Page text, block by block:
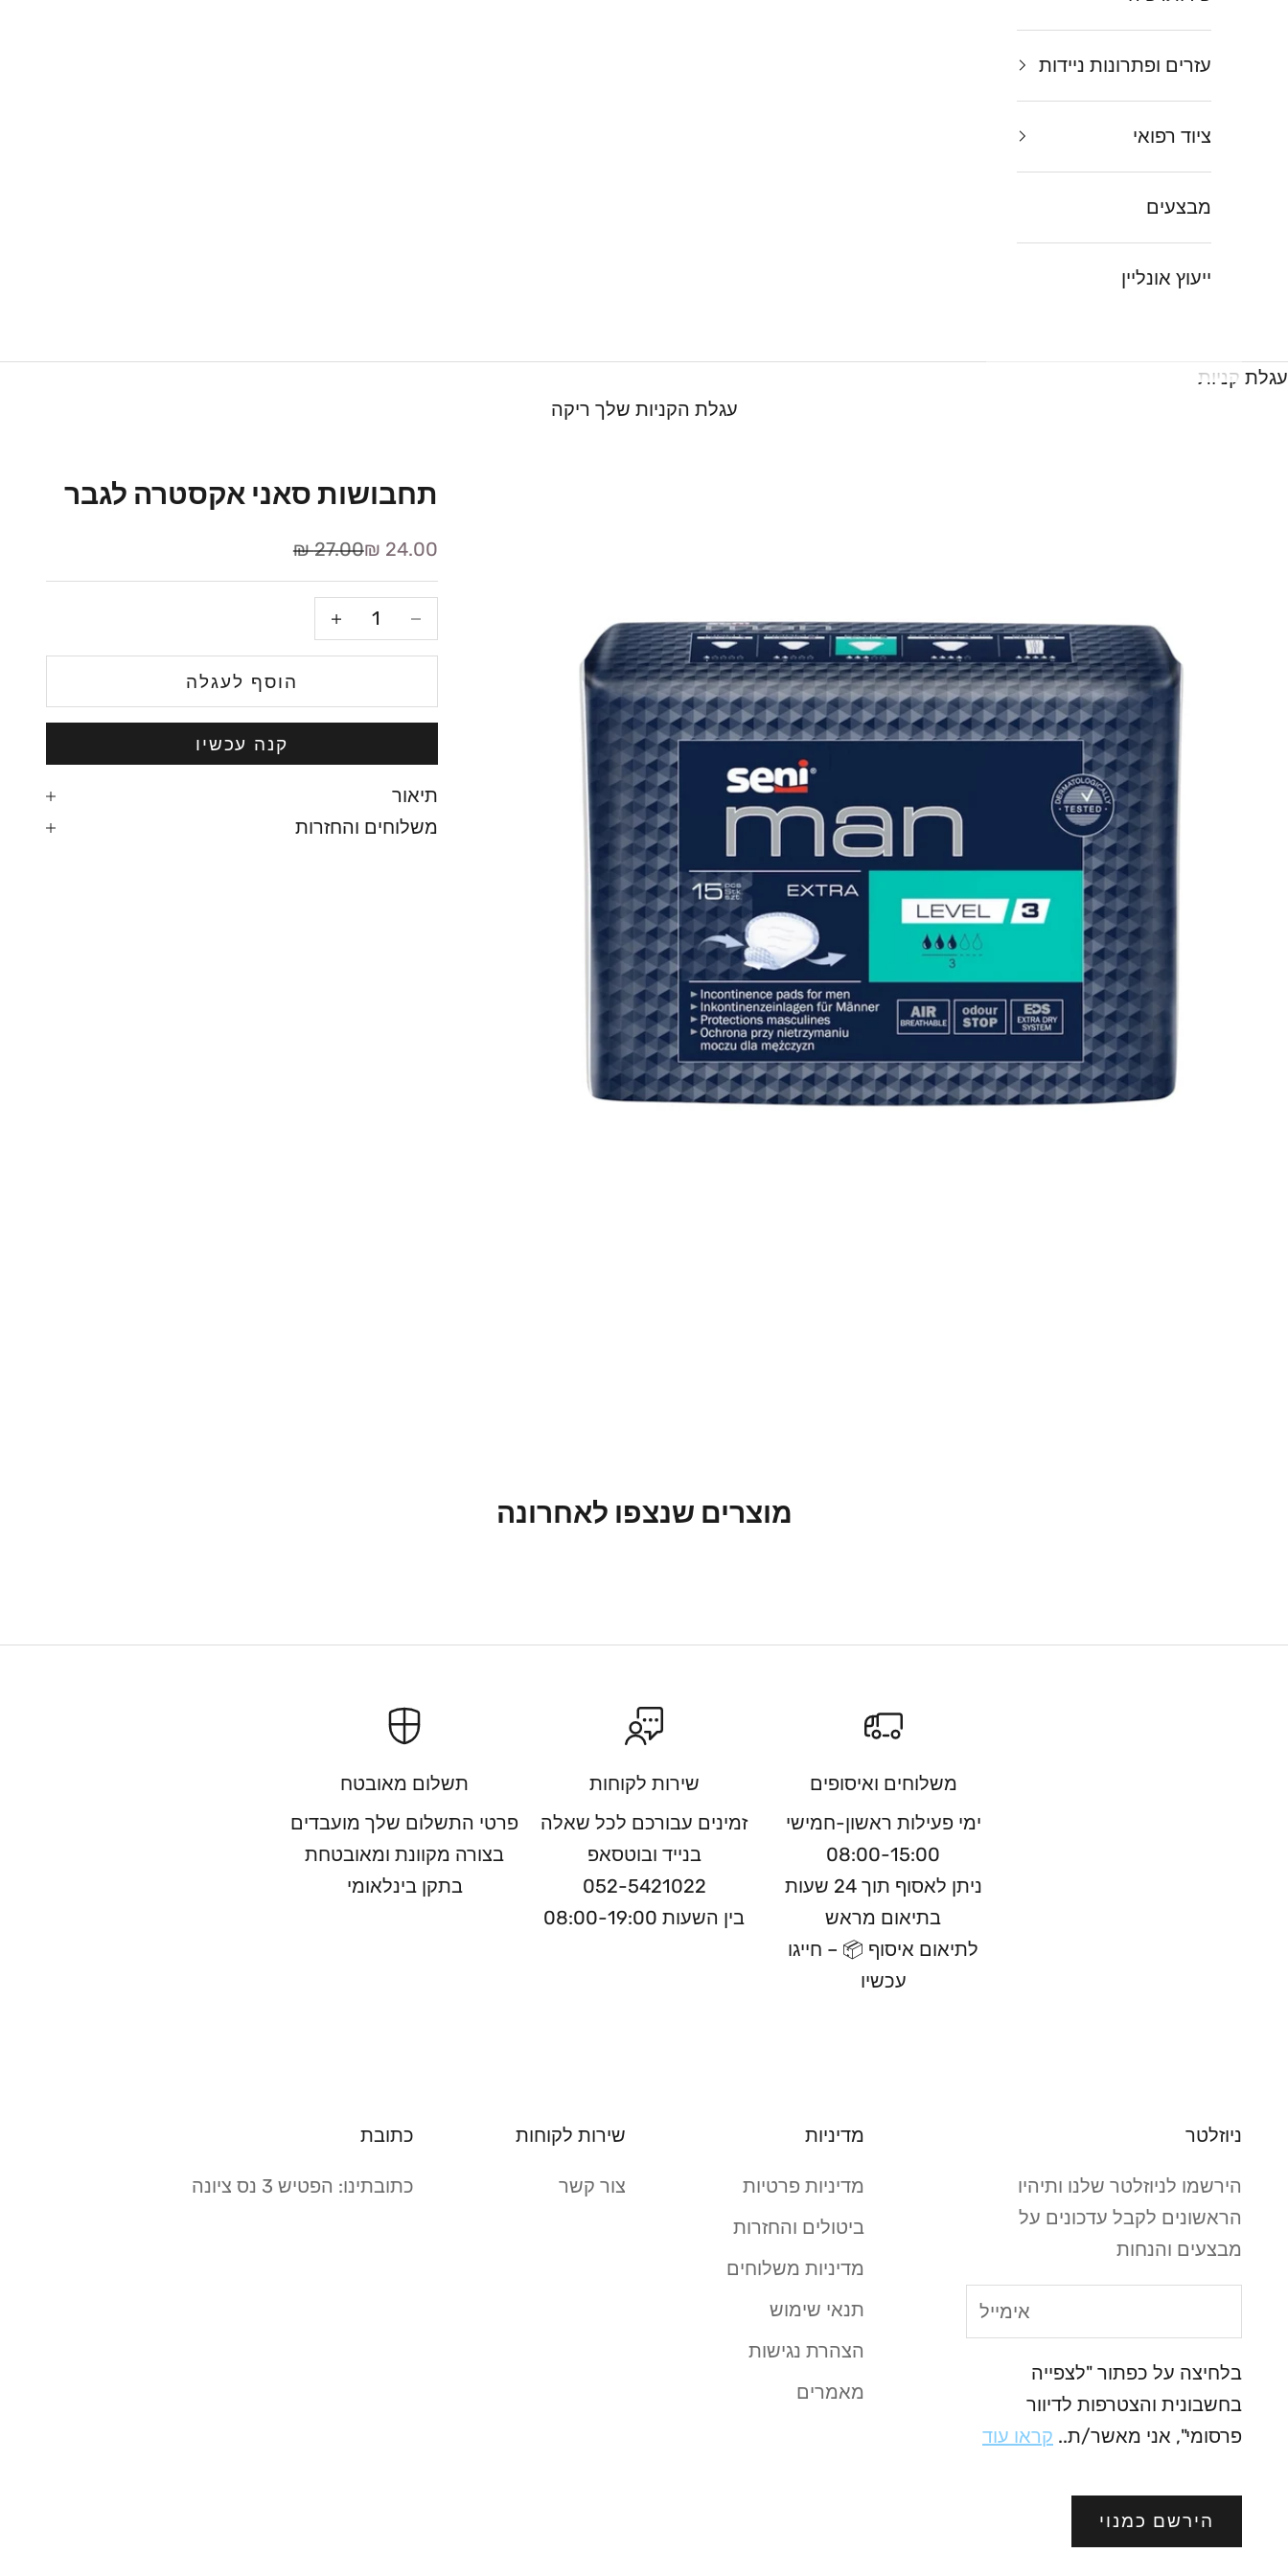
עזרים ופתרונות ניידות
ציוד רפואי
מבצעים
ייעוץ אונליין
עגלת קניות
עגלת הקניות שלך ריקה
תחבושות סאני אקסטרה לגבר
מחיר מבצע
24.00 ₪ מחיר רגיל
27.00 ₪
הקטנת הכמותהגדלת הכמות
הוסף לעגלה
קנה עכשיו
תיאור
משלוחים והחזרות
מוצרים שנצפו לאחרונה
משלוחים ואיסופים
ימי פעילות ראשון-חמישי
08:00-15:00
ניתן לאסוף תוך 24 שעות
בתיאום מראש
לתיאום איסוף 📦 – חייגו
עכשיו
שירות לקוחות
זמינים עבורכם לכל שאלה
בנייד ובוטסאפ
052-5421022
בין השעות 08:00-19:00
תשלום מאובטח
פרטי התשלום שלך מועבדים
בצורה מקוונת ומאובטחת
בתקן בינלאומי
ניוזלטר
הירשמו לניוזלטר שלנו ותיהיו
הראשונים לקבל עדכונים על
מבצעים והנחות
בלחיצה על כפתור "לצפייה
בחשבונית והצטרפות לדיוור
פרסומי", אני מאשר/ת.. קראו עוד
הירשם כמנוי
מדיניות
מדיניות פרטיות
ביטולים והחזרות
מדיניות משלוחים
תנאי שימוש
הצהרת נגישות
מאמרים
שירות לקוחות
צור קשר
כתובת
כתובתינו: הפטיש 3 נס ציונה